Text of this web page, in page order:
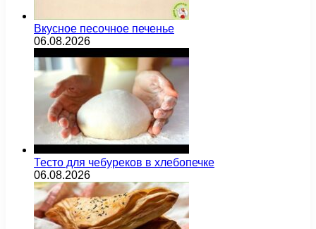
Вкусное песочное печенье
06.08.2026
Тесто для чебуреков в хлебопечке
06.08.2026